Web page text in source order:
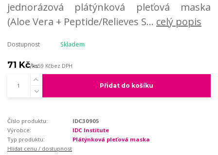
jednorázová plátýnková pleťová maska
(Aloe Vera + Peptide/Relieves S... celý popis
Dostupnost Skladem
71 Kč/ks59 Kčbez DPH
Přidat do košíku
Číslo produktu:
IDC30905
Výrobce:
IDC Institute
Typ produktu:
Plátýnková pleťová maska
Hlídat cenu / dostupnost